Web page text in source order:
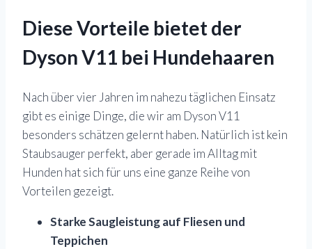
Diese Vorteile bietet der
Dyson V11 bei Hundehaaren
Nach über vier Jahren im nahezu täglichen Einsatz
gibt es einige Dinge, die wir am Dyson V11
besonders schätzen gelernt haben. Natürlich ist kein
Staubsauger perfekt, aber gerade im Alltag mit
Hunden hat sich für uns eine ganze Reihe von
Vorteilen gezeigt.
Starke Saugleistung auf Fliesen und
Teppichen